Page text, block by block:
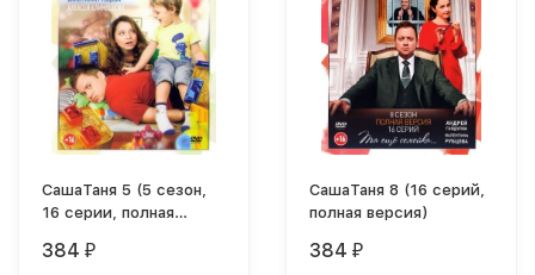
СашаТаня 5 (5 сезон,
16 серии, полная
384 ₽
СашаТаня 8 (16 серий,
полная версия)
384 ₽